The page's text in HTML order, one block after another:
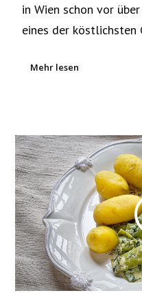
in Wien schon vor
eines der köstlichsten
Mehr lesen